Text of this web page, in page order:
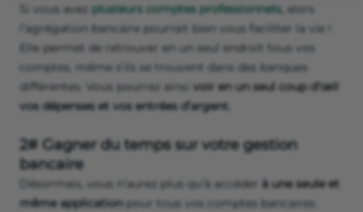
Si vous avez plusieurs comptes professionnels, alors
l’agrégation bancaire pourrait bien vous faciliter la vie !
Elle permet de retrouver en un seul endroit tous vos
comptes, même s’ils se trouvent dans des banques
différentes. Vous pourrez ainsi voir en un seul coup d’œil
vos dépenses et vos entrées d’argent.
2# Gagner du temps sur votre gestion
bancaire
Désormais, vous n’aurez plus qu’à accéder à une seule et
même application pour tous vos comptes bancaires.